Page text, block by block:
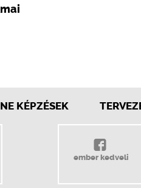
KÉPZÉSEK
ember kedveli